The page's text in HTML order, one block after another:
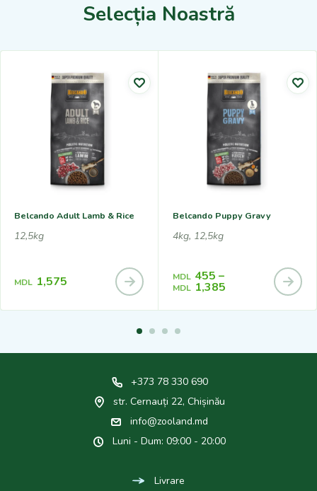
Selecția Noastră
Belcando Adult Lamb & Rice
12,5kg
MDL 1,575
Belcando Puppy Gravy
4kg, 12,5kg
MDL 455 –
MDL 1,385
+373 78 330 690
str. Cernauți 22, Chișinău
info@zooland.md
Luni - Dum: 09:00 - 20:00
Livrare